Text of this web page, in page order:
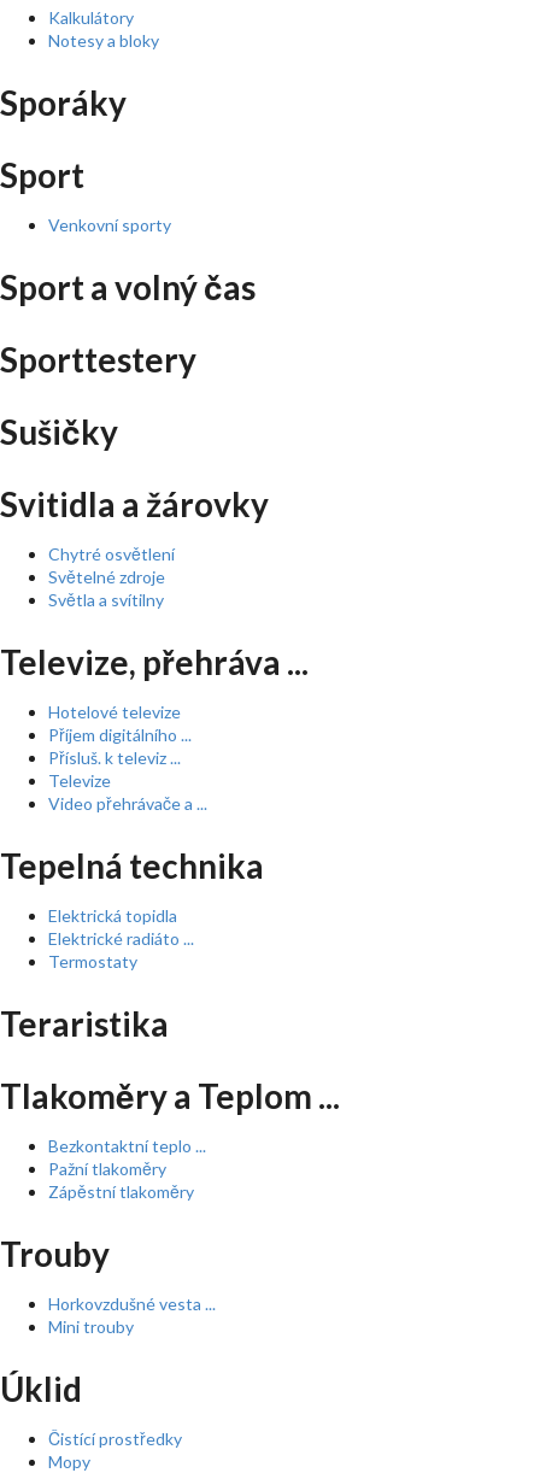
Kalkulátory
Notesy a bloky
Sporáky
Sport
Venkovní sporty
Sport a volný čas
Sporttestery
Sušičky
Svitidla a žárovky
Chytré osvětlení
Světelné zdroje
Světla a svítilny
Televize, přehráva ...
Hotelové televize
Příjem digitálního ...
Přísluš. k televiz ...
Televize
Video přehrávače a ...
Tepelná technika
Elektrická topidla
Elektrické radiáto ...
Termostaty
Teraristika
Tlakoměry a Teplom ...
Bezkontaktní teplo ...
Pažní tlakoměry
Zápěstní tlakoměry
Trouby
Horkovzdušné vesta ...
Mini trouby
Úklid
Čistící prostředky
Mopy